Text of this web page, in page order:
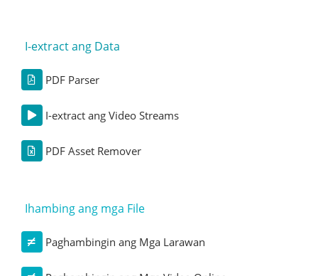
I-extract ang Data
PDF Parser
I-extract ang Video Streams
PDF Asset Remover
Ihambing ang mga File
Paghambingin ang Mga Larawan